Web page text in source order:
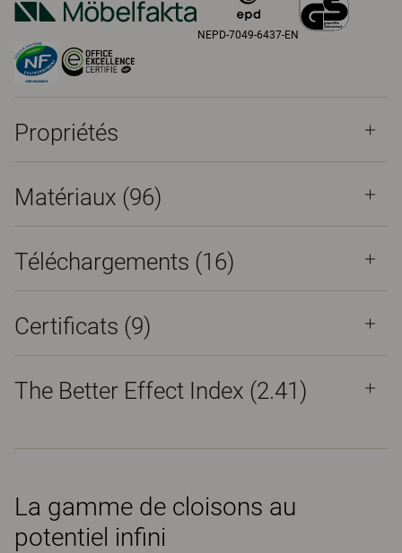
NEPD-7049-6437-EN
Propriétés
Matériaux (96)
Téléchargements (16)
Certificats (9)
The Better Effect Index (2.41)
La gamme de cloisons au
potentiel infini